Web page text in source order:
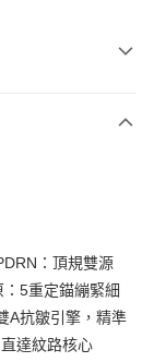
銀行
銀行
：頂規雙源
5重定錨繃緊細
A抗皺引擎，精準
達紋路核心